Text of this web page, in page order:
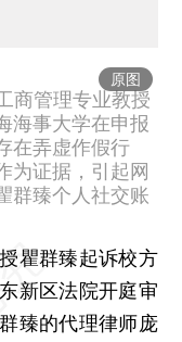
原图
商管理专业教授
海事大学在申报
在弄虚作假行
为证据，引起网
群臻个人社交账
瞿群臻起诉校方
新区法院开庭审
臻的代理律师庞